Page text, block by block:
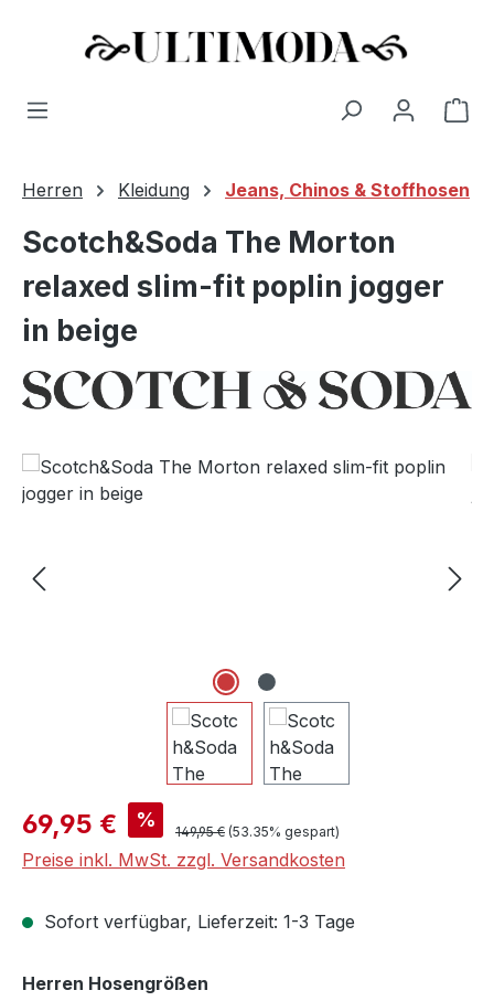
Zum Hauptinhalt springen
Herren Kleidung Jeans, Chinos & Stoffhosen
Scotch&Soda The Morton
relaxed slim-fit poplin jogger
in beige
Bildergalerie überspringen
Verkaufspreis:
69,95 € % Regulärer Preis:
149,95 € (53.35% gespart)
Preise inkl. MwSt. zzgl. Versandkosten
Sofort verfügbar, Lieferzeit: 1-3 Tage
Herren Hosengrößen